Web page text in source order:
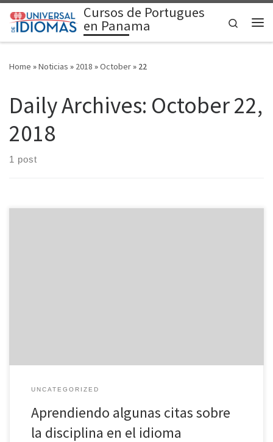
Skip to content Cursos de Portugues
en Panama
Search
Home »Noticias » 2018 »October» 22
Daily Archives: October 22,
2018
1 post
UNCATEGORIZED
Aprendiendo algunas citas sobre
la disciplina en el idioma